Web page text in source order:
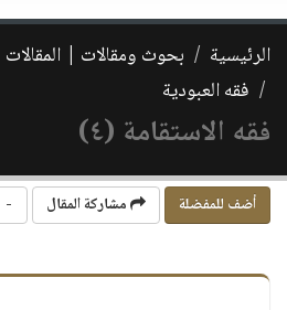
الرئيسية بحوث ومقالات | المقالات
فقه العبودية
فقه الاستقامة (٤)
أضف للمفضلة مشاركة المقال -